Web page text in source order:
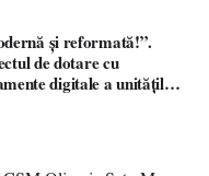
și reformată!”.
de dotare cu
digitale a unităților